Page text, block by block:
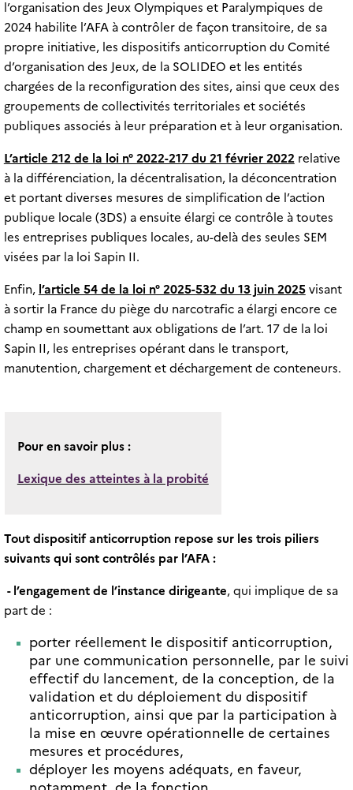
l’organisation des Jeux Olympiques et Paralympiques de
2024 habilite l’AFA à contrôler de façon transitoire, de sa
propre initiative, les dispositifs anticorruption du Comité
d’organisation des Jeux, de la SOLIDEO et les entités
chargées de la reconfiguration des sites, ainsi que ceux des
groupements de collectivités territoriales et sociétés
publiques associés à leur préparation et à leur organisation.
L’article 212 de la loi n° 2022-217 du 21 février 2022relative
à la différenciation, la décentralisation, la déconcentration
et portant diverses mesures de simplification de l’action
publique locale (3DS) a ensuite élargi ce contrôle à toutes
les entreprises publiques locales, au-delà des seules SEM
visées par la loi Sapin II.
Enfin, l’article 54 de la loi n° 2025-532 du 13 juin 2025visant
à sortir la France du piège du narcotrafic a élargi encore ce
champ en soumettant aux obligations de l’art. 17 de la loi
Sapin II, les entreprises opérant dans le transport,
manutention, chargement et déchargement de conteneurs.
Pour en savoir plus :
Lexique des atteintes à la probité
Tout dispositif anticorruption repose sur les trois piliers
suivants qui sont contrôlés par l’AFA :
- l’engagement de l’instance dirigeante, qui implique de sa
part de :
porter réellement le dispositif anticorruption,
par une communication personnelle, par le suivi
effectif du lancement, de la conception, de la
validation et du déploiement du dispositif
anticorruption, ainsi que par la participation à
la mise en œuvre opérationnelle de certaines
mesures et procédures,
déployer les moyens adéquats, en faveur,